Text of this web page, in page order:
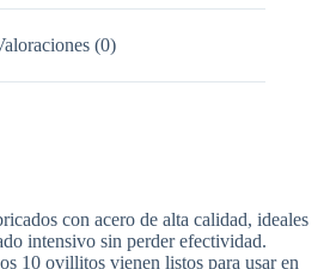
(0)
con acero de alta calidad, ideales
intensivo sin perder efectividad.
10 ovillitos vienen listos para usar en